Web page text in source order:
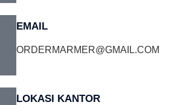
EMAIL
ORDERMARMER@GMAIL.COM
LOKASI KANTOR